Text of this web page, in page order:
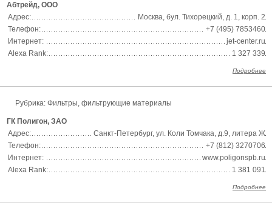
Абтрейд, ООО
Адрес:
Москва, бул. Тихорецкий, д. 1, корп. 2
Телефон:
+7 (495) 7853460
Интернет:
jet-center.ru
Alexa Rank:
1 327 339
Подробнее
Рубрика: Фильтры, фильтрующие материалы
ГК Полигон, ЗАО
Адрес:
Санкт-Петербург, ул. Коли Томчака, д.9, литера Ж
Телефон:
+7 (812) 3270706
Интернет:
www.poligonspb.ru
Alexa Rank:
1 381 091
Подробнее